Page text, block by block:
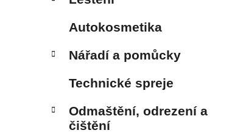
Autokosmetika
Nářadí a pomůcky
Technické spreje
Odmaštění, odrezení a
čištění